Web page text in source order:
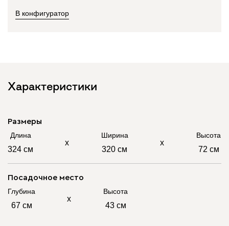
В конфигуратор
Характеристики
Размеры
Длина
324 см
х
Ширина
320 см
х
Высота
72 см
Посадочное место
Глубина
67 см
х
Высота
43 см